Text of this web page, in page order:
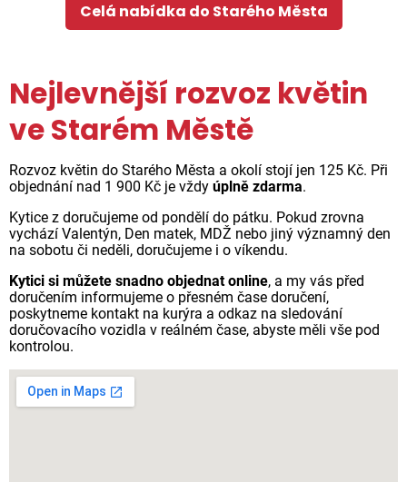
Celá nabídka do Starého Města
Nejlevnější rozvoz květin
ve Starém Městě
Rozvoz květin do Starého Města a okolí stojí jen 125 Kč. Při
objednání nad 1 900 Kč je vždy úplně zdarma.
Kytice z doručujeme od pondělí do pátku. Pokud zrovna
vychází Valentýn, Den matek, MDŽ nebo jiný významný den
na sobotu či neděli, doručujeme i o víkendu.
Kytici si můžete snadno objednat online, a my vás před
doručením informujeme o přesném čase doručení,
poskytneme kontakt na kurýra a odkaz na sledování
doručovacího vozidla v reálném čase, abyste měli vše pod
kontrolou.